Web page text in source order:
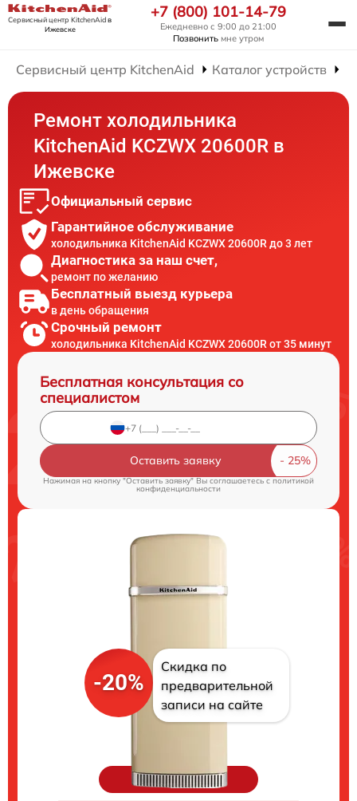
Сервисный центр KitchenAidв
Ижевске
+7 (800) 101-14-79
Ежедневно с 9:00 до 21:00
Позвонить мне утром
Сервисный центр KitchenAid Каталог устройств
Ремонт холодильника
KitchenAid KCZWX 20600R в
Ижевске
Официальный сервис
Гарантийное обслуживание
холодильника KitchenAid KCZWX 20600R до 3 лет
Диагностика за наш счет,
ремонт по желанию
Бесплатный выезд курьера
в день обращения
Срочный ремонт
холодильника KitchenAid KCZWX 20600R от 35 минут
Бесплатная консультация со
специалистом
Оставить заявку
Нажимая на кнопку "Оставить заявку" Вы соглашаетесь cполитикой
конфиденциальности
-20%
Скидка по
предварительной
записи на сайте
Цены на ремонт